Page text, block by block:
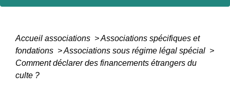
Accueil associations >Associations spécifiques et
fondations >Associations sous régime légal spécial >
Comment déclarer des financements étrangers du
culte ?